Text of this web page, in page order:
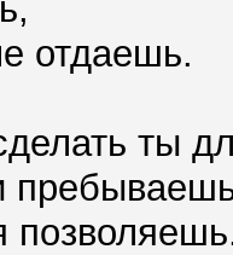
отдаешь.
ты